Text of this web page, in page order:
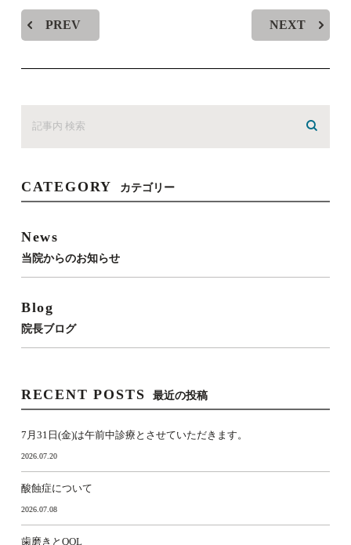
PREV NEXT
CATEGORY カテゴリー
News
当院からのお知らせ
Blog
院長ブログ
RECENT POSTS 最近の投稿
7月31日(金)は午前中診療とさせていただきます。
2026.07.20
酸蝕症について
2026.07.08
歯磨きとQOL